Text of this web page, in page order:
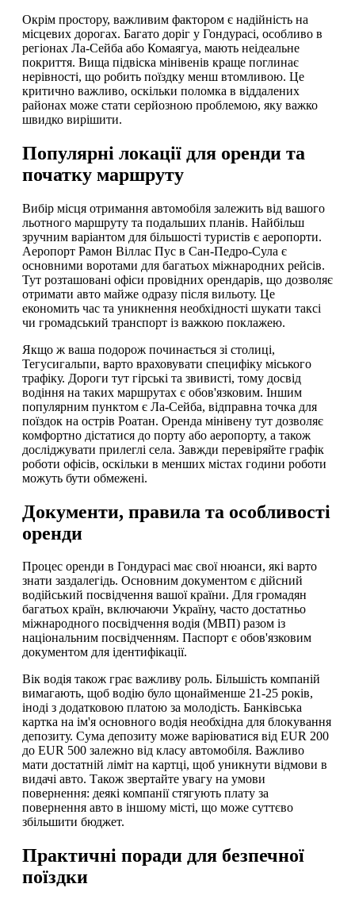
Окрім простору, важливим фактором є надійність на
місцевих дорогах. Багато доріг у Гондурасі, особливо в
регіонах Ла-Сейба або Комаягуа, мають неідеальне
покриття. Вища підвіска мінівенів краще поглинає
нерівності, що робить поїздку менш втомливою. Це
критично важливо, оскільки поломка в віддалених
районах може стати серйозною проблемою, яку важко
швидко вирішити.
Популярні локації для оренди та
початку маршруту
Вибір місця отримання автомобіля залежить від вашого
льотного маршруту та подальших планів. Найбільш
зручним варіантом для більшості туристів є аеропорти.
Аеропорт Рамон Віллас Пус в Сан-Педро-Сула є
основними воротами для багатьох міжнародних рейсів.
Тут розташовані офіси провідних орендарів, що дозволяє
отримати авто майже одразу після вильоту. Це
економить час та уникнення необхідності шукати таксі
чи громадський транспорт із важкою поклажею.
Якщо ж ваша подорож починається зі столиці,
Тегусигальпи, варто враховувати специфіку міського
трафіку. Дороги тут гірські та звивисті, тому досвід
водіння на таких маршрутах є обов'язковим. Іншим
популярним пунктом є Ла-Сейба, відправна точка для
поїздок на острів Роатан. Оренда мінівену тут дозволяє
комфортно дістатися до порту або аеропорту, а також
досліджувати прилеглі села. Завжди перевіряйте графік
роботи офісів, оскільки в менших містах години роботи
можуть бути обмежені.
Документи, правила та особливості
оренди
Процес оренди в Гондурасі має свої нюанси, які варто
знати заздалегідь. Основним документом є дійсний
водійський посвідчення вашої країни. Для громадян
багатьох країн, включаючи Україну, часто достатньо
міжнародного посвідчення водія (МВП) разом із
національним посвідченням. Паспорт є обов'язковим
документом для ідентифікації.
Вік водія також грає важливу роль. Більшість компаній
вимагають, щоб водію було щонайменше 21-25 років,
іноді з додатковою платою за молодість. Банківська
картка на ім'я основного водія необхідна для блокування
депозиту. Сума депозиту може варіюватися від EUR 200
до EUR 500 залежно від класу автомобіля. Важливо
мати достатній ліміт на картці, щоб уникнути відмови в
видачі авто. Також звертайте увагу на умови
повернення: деякі компанії стягують плату за
повернення авто в іншому місті, що може суттєво
збільшити бюджет.
Практичні поради для безпечної
поїздки